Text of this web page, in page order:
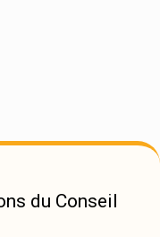
du Conseil